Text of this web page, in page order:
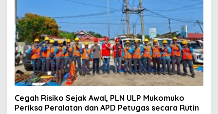
Cegah Risiko Sejak Awal, PLN ULP Mukomuko
Periksa Peralatan dan APD Petugas secara Rutin